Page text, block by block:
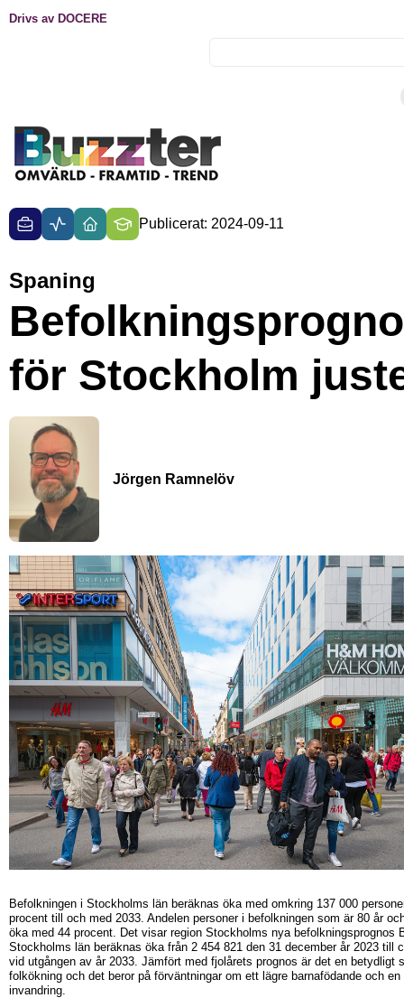
Drivs av DOCERE
Publicerat: 2024-09-11
Spaning
för Stockholm
Jörgen Ramnelöv
Befolkningen i Stockholms län beräknas öka med omkring 137 000
procent till och med 2033. Andelen personer i befolkningen som är 80 år
öka med 44 procent. Det visar region Stockholms nya befolkningsprognos
Stockholms län beräknas öka från 2 454 821 den 31 december år 2023 till
vid utgången av år 2033. Jämfört med fjolårets prognos är det en betydligt
folkökning och det beror på förväntningar om ett lägre barnafödande och en
invandring.